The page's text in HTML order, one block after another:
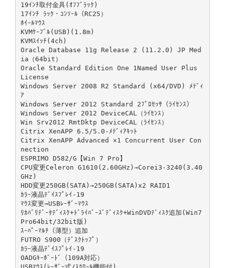
19ｲﾝﾁ取付金具(ｵﾌﾌﾞﾗｯｸ)
17ｲﾝﾁ ﾗｯｸ・ｺﾝｿｰﾙ（RC25）
ﾎｲｰﾙﾏｳｽ
KVMｹｰﾌﾞﾙ(USB)(1.8m)
KVMｽｲｯﾁ(4ch)
Oracle Database 11g Release 2 (11.2.0) JP Med
ia（64bit）
Oracle Standard Edition One 1Named User Plus
License
Windows Server 2008 R2 Standard (x64/DVD) ﾒﾃﾞｨ
ｱ
Windows Server 2012 Standard 2ﾌﾟﾛｾｯｻ（ﾗｲｾﾝｽ）
Windows Server 2012 DeviceCAL（ﾗｲｾﾝｽ）
Win Srv2012 RmtDktp DeviceCAL（ﾗｲｾﾝｽ）
Citrix XenAPP 6.5/5.0-ﾒﾃﾞｨｱｷｯﾄ
Citrix XenAPP Advanced ×1 Concurrent User Con
nection
ESPRIMO D582/G【Win 7 Pro】
CPU変更Celeron G1610(2.60GHz)→Corei3-3240(3.40
GHz)
HDD変更250GB(SATA)→250GB(SATA)x2 RAID1
ｶﾗｰ液晶ﾃﾞｲｽﾌﾟﾚｲ-19
ﾏｳｽ変更→USBﾚｰｻﾞｰﾏｳｽ
ﾘｶﾊﾞﾘﾃﾞｰﾀﾃﾞｨｽｸ+ﾄﾞﾗｲﾊﾞｰｽﾞﾃﾞｨｽｸ+WinDVDﾃﾞｨｽｸ追加(Win7
Pro64bit/32bit版)
ｽｰﾊﾟｰﾏﾙﾁ（薄型）追加
FUTRO S900（ﾃﾞｽｸﾄｯﾌﾟ）
ｶﾗｰ液晶ﾃﾞｲｽﾌﾟﾚｲ-19
OADGｷｰﾎﾞｰﾄﾞ（109A対応）
USBﾏｳｽ(ﾚｰｻﾞｰ式/ｽｸﾛｰﾙ機能付)